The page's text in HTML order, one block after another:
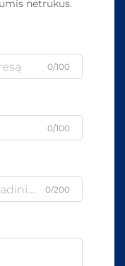
netrukus.
0/100
0/100
0/200